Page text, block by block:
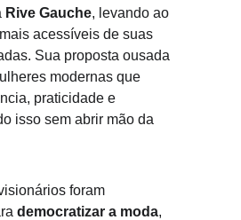
Rive Gauche, levando ao
acessíveis de suas
Sua proposta ousada
modernas que
praticidade e
isso sem abrir mão da
foram
democratizar a moda,